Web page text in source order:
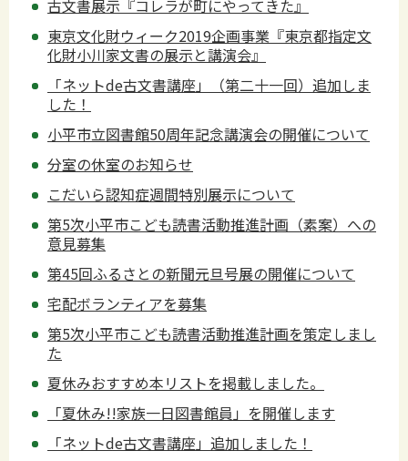
古文書展示『コレラが町にやってきた』
東京文化財ウィーク2019企画事業『東京都指定文
化財小川家文書の展示と講演会』
「ネットde古文書講座」（第二十一回）追加しま
した！
小平市立図書館50周年記念講演会の開催について
分室の休室のお知らせ
こだいら認知症週間特別展示について
第5次小平市こども読書活動推進計画（素案）への
意見募集
第45回ふるさとの新聞元旦号展の開催について
宅配ボランティアを募集
第5次小平市こども読書活動推進計画を策定しまし
た
夏休みおすすめ本リストを掲載しました。
「夏休み!!家族一日図書館員」を開催します
「ネットde古文書講座」追加しました！